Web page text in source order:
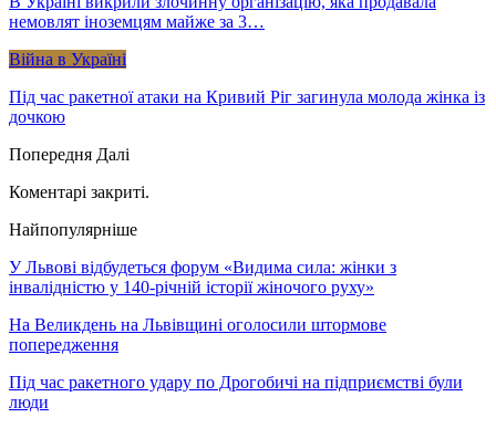
немовлят іноземцям майже за 3…
Війна в Україні
Під час ракетної атаки на Кривий Ріг загинула молода жінка із
дочкою
Попередня Далі
Коментарі закриті.
Найпопулярніше
У Львові відбудеться форум «Видима сила: жінки з
інвалідністю у 140-річній історії жіночого руху»
На Великдень на Львівщині оголосили штормове
попередження
Під час ракетного удару по Дрогобичі на підприємстві були
люди